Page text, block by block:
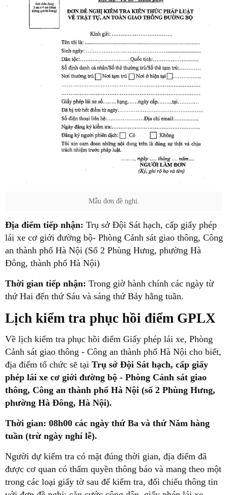
Mẫu đơn đề nghị.
Địa điểm tiếp nhận: Trụ sở Đội Sát hạch, cấp giấy phép
lái xe cơ giới đường bộ- Phòng Cảnh sát giao thông, Công
an thành phố Hà Nội (Số 2 Phùng Hưng, phường Hà
Đông, thành phố Hà Nội)
Thời gian tiếp nhận: Trong giờ hành chính các ngày từ
thứ Hai đến thứ Sáu và sáng thứ Bảy hằng tuần.
Lịch kiểm tra phục hồi điểm GPLX
Về lịch kiểm tra phục hồi điểm Giấy phép lái xe, Phòng
Cảnh sát giao thông - Công an thành phố Hà Nội cho biết,
địa điểm tổ chức sẽ tại Trụ sở Đội Sát hạch, cấp giấy
phép lái xe cơ giới đường bộ - Phòng Cảnh sát giao
thông, Công an thành phố Hà Nội (số 2 Phùng Hưng,
phường Hà Đông, Hà Nội).
Thời gian: 08h00 các ngày thứ Ba và thứ Năm hàng
tuần (trừ ngày nghỉ lễ).
Người dự kiểm tra có mặt đúng thời gian, địa điểm đã
được cơ quan có thẩm quyền thông báo và mang theo một
trong các loại giấy tờ sau để kiểm tra, đối chiếu thông tin